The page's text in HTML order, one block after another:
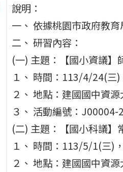
說明：
一、 依據桃園市政府教
二、 研習內容：
(一) 主題：【國小資議】
１、 時間：113/4/24(三
２、 地點：建國國中資
３、 活動編號：
(二) 主題：【國小科議】
１、 時間：113/5/1(三)
２、 地點：建國國中資